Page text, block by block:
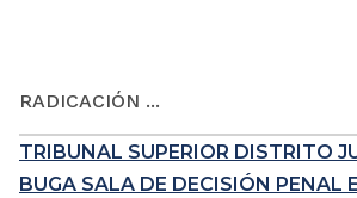
RADICACIÓN ...
TRIBUNAL SUPERIOR DISTRITO
BUGA SALA DE DECISIÓN PENAL